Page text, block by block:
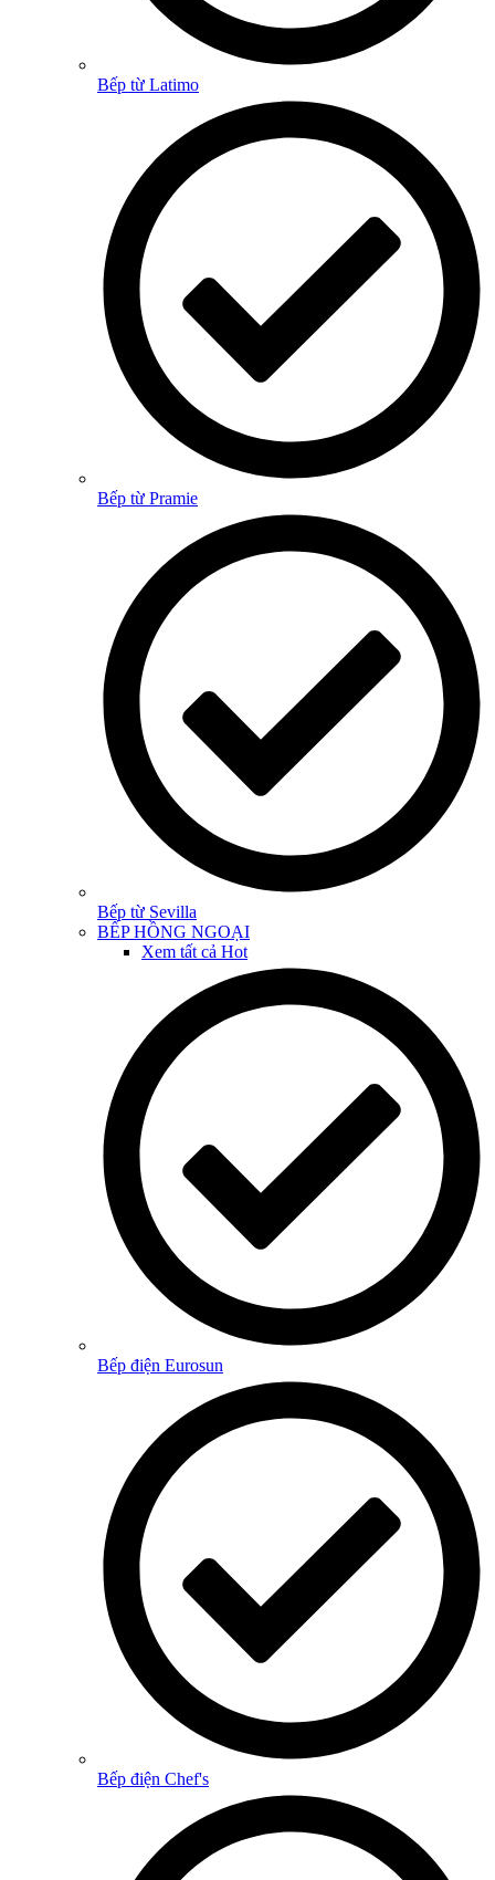
Bếp từ Latimo
Bếp từ Pramie
Bếp từ Sevilla
BẾP HỒNG NGOẠI
Xem tất cả Hot
Bếp điện Eurosun
Bếp điện Chef's